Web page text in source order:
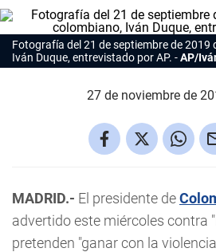
Fotografía del 21 de septiembre de 2019
Iván Duque, entrevistado por AP.
AP/
27 de noviembre de
MADRID.- El presidente de
advertido este miércoles contra
pretenden "ganar con la